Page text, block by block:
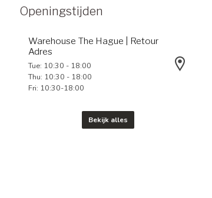
Openingstijden
Warehouse The Hague | Retour
Adres
Tue: 10:30 - 18:00
Thu: 10:30 - 18:00
Fri: 10:30-18:00
Bekijk alles